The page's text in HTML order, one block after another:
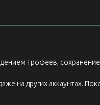
трофеев,
на других аккаунтах.